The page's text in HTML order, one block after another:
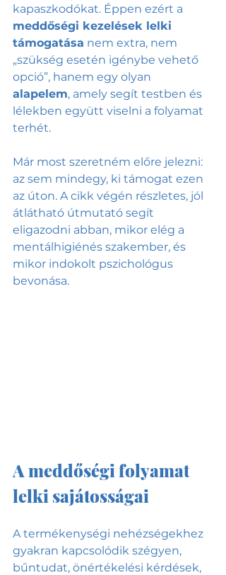
kapaszkodókat. Éppen ezért a
meddőségi kezelések lelki
támogatása nem extra, nem
„szükség esetén igénybe vehető
opció”, hanem egy olyan
alapelem, amely segít testben és
lélekben együtt viselni a folyamat
terhét.
Már most szeretném előre jelezni:
az sem mindegy, ki támogat ezen
az úton. A cikk végén részletes, jól
átlátható útmutató segít
eligazodni abban, mikor elég a
mentálhigiénés szakember, és
mikor indokolt pszichológus
bevonása.
A meddőségi folyamat
lelki sajátosságai
A termékenységi nehézségekhez
gyakran kapcsolódik szégyen,
bűntudat, önértékelési kérdések,